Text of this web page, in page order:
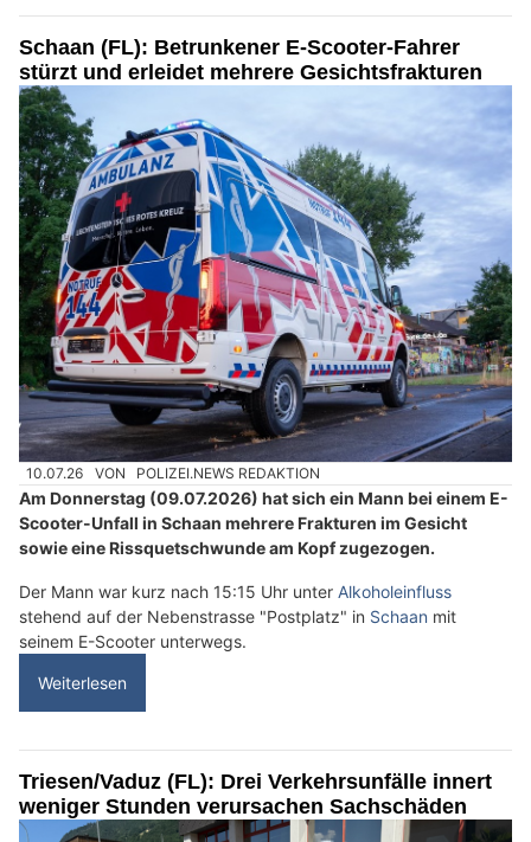
Schaan (FL): Betrunkener E-Scooter-Fahrer
stürzt und erleidet mehrere Gesichtsfrakturen
10.07.26 VON POLIZEI.NEWS REDAKTION
Am Donnerstag (09.07.2026) hat sich ein Mann bei einem E-
Scooter-Unfall in Schaan mehrere Frakturen im Gesicht
sowie eine Rissquetschwunde am Kopf zugezogen.
Der Mann war kurz nach 15:15 Uhr unter Alkoholeinfluss
stehend auf der Nebenstrasse "Postplatz" in Schaan mit
seinem E-Scooter unterwegs.
Weiterlesen
Triesen/Vaduz (FL): Drei Verkehrsunfälle innert
weniger Stunden verursachen Sachschäden